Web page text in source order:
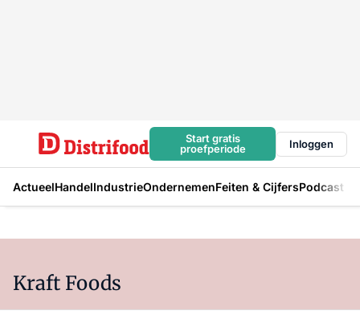
Start gratis
proefperiode
Inloggen
ActueelHandelIndustrieOndernemenFeiten & CijfersPodcast
Kraft Foods